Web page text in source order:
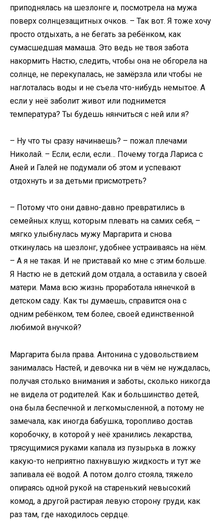
приподнялась на шезлонге и, посмотрела на мужа
поверх солнцезащитных очков. – Так вот. Я тоже хочу
просто отдыхать, а не бегать за ребёнком, как
сумасшедшая мамаша. Это ведь не твоя забота
накормить Настю, следить, чтобы она не обгорела на
солнце, не перекупалась, не замёрзла или чтобы не
наглоталась воды и не съела что-нибудь немытое. А
если у неё заболит живот или поднимется
температура? Ты будешь нянчиться с ней или я?
– Ну что ты сразу начинаешь? – пожал плечами
Николай. – Если, если, если… Почему тогда Лариса с
Аней и Галей не подумали об этом и успевают
отдохнуть и за детьми присмотреть?
– Потому что они давно-давно превратились в
семейных клуш, которым плевать на самих себя, –
мягко улыбнулась мужу Маргарита и снова
откинулась на шезлонг, удобнее устраиваясь на нём.
– А я не такая. И не приставай ко мне с этим больше.
Я Настю не в детский дом отдала, а оставила у своей
матери. Мама всю жизнь проработала нянечкой в
детском саду. Как ты думаешь, справится она с
одним ребёнком, тем более, своей единственной
любимой внучкой?
Маргарита была права. Антонина с удовольствием
занималась Настей, и девочка ни в чём не нуждалась,
получая столько внимания и заботы, сколько никогда
не видела от родителей. Как и большинство детей,
она была беспечной и легкомысленной, а потому не
замечала, как иногда бабушка, торопливо достав
коробочку, в которой у неё хранились лекарства,
трясущимися руками капала из пузырька в ложку
какую-то неприятно пахнувшую жидкость и тут же
запивала её водой. А потом долго стояла, тяжело
опираясь одной рукой на старенький невысокий
комод, а другой растирая левую сторону груди, как
раз там, где находилось сердце.